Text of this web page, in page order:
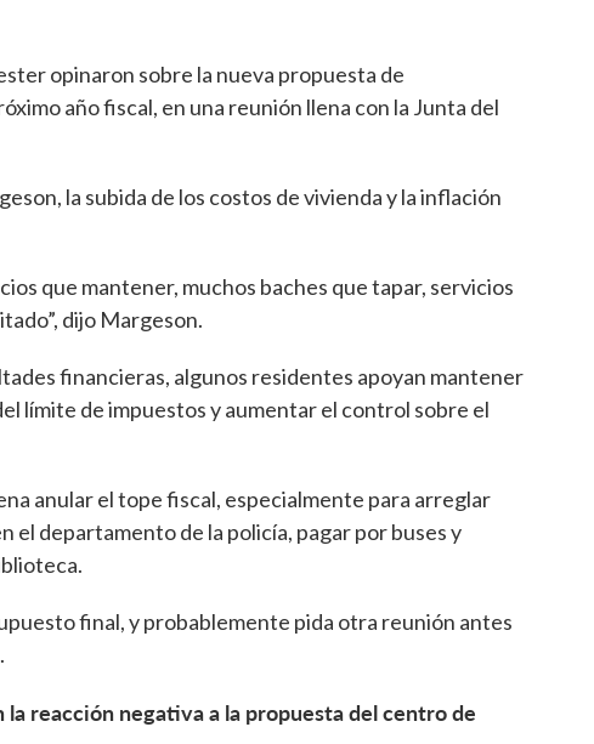
opinaron sobre la nueva propuesta de
año fiscal, en una reunión llena con la Junta del
la subida de los costos de vivienda y la inflación
que mantener, muchos baches que tapar, servicios
dijo Margeson.
financieras, algunos residentes apoyan mantener
límite de impuestos y aumentar el control sobre el
anular el tope fiscal, especialmente para arreglar
el departamento de la policía, pagar por buses y
final, y probablemente pida otra reunión antes
reacción negativa a la propuesta del centro de